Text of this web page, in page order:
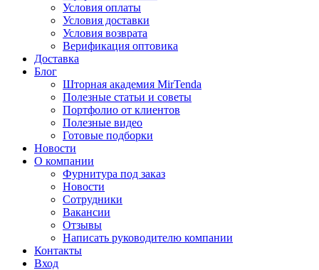
Условия оплаты
Условия доставки
Условия возврата
Верификация оптовика
Доставка
Блог
Шторная академия MirTenda
Полезные статьи и советы
Портфолио от клиентов
Полезные видео
Готовые подборки
Новости
О компании
Фурнитура под заказ
Новости
Сотрудники
Вакансии
Отзывы
Написать руководителю компании
Контакты
Вход